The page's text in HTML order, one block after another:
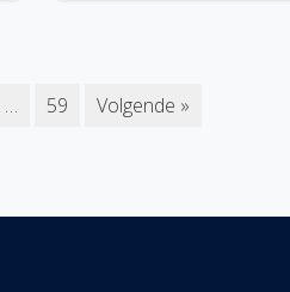
… 59 Volgende »